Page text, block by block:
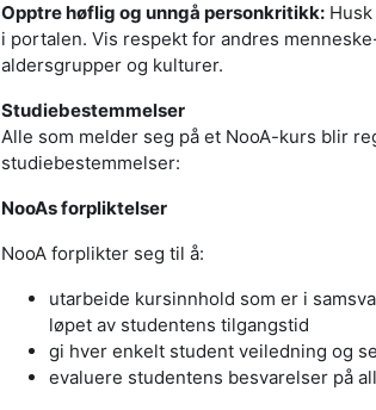
Opptre høflig og unngå personkritikk:
i portalen. Vis respekt for andres
aldersgrupper og kulturer.
Studiebestemmelser
Alle som melder seg på et NooA-kurs blir
studiebestemmelser:
NooAs forpliktelser
NooA forplikter seg til å:
utarbeide kursinnhold som er i
løpet av studentens tilgangstid
gi hver enkelt student veiledning og
evaluere studentens besvarelser på